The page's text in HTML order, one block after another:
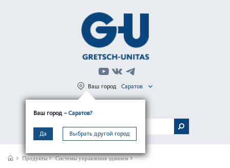
Ваш город – Саратов?
Да Выбрать другой город
Ваш город Саратов
МЕНЮ
Продукты Системы управления зданием